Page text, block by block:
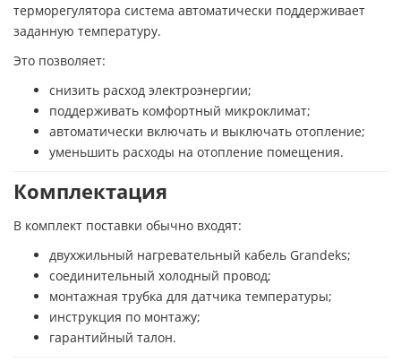
терморегулятора система автоматически поддерживает
заданную температуру.
Это позволяет:
снизить расход электроэнергии;
поддерживать комфортный микроклимат;
автоматически включать и выключать отопление;
уменьшить расходы на отопление помещения.
Комплектация
В комплект поставки обычно входят:
двухжильный нагревательный кабель Grandeks;
соединительный холодный провод;
монтажная трубка для датчика температуры;
инструкция по монтажу;
гарантийный талон.